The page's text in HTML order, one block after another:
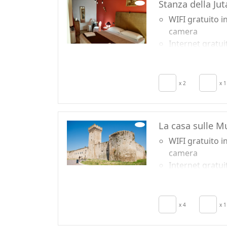
Stanza della
WIFI gratuito in
camera
Internet
TV in camera
x 2 x 1
La casa sulle
WIFI gratuito in
camera
Internet
TV in camera
Aria
x 4 x 1